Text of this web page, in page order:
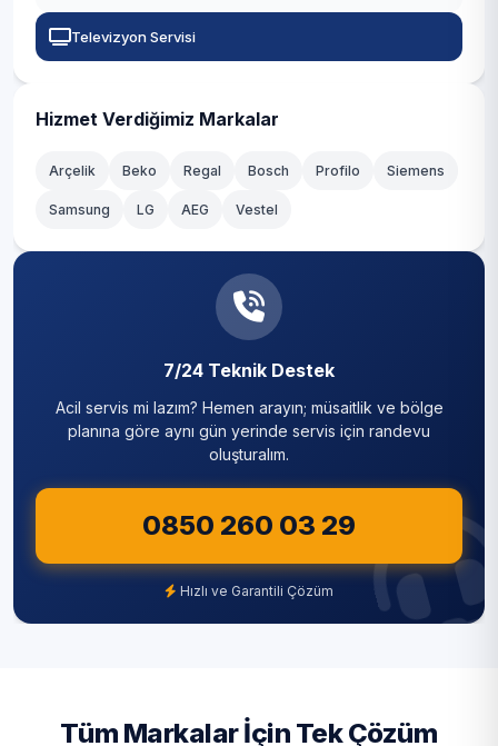
Televizyon Servisi
Hizmet Verdiğimiz Markalar
Arçelik Beko Regal Bosch Profilo Siemens
Samsung LG AEG Vestel
7/24 Teknik Destek
Acil servis mi lazım? Hemen arayın; müsaitlik ve bölge
planına göre aynı gün yerinde servis için randevu
oluşturalım.
0850 260 03 29
Hızlı ve Garantili Çözüm
Tüm Markalar İçin Tek Çözüm